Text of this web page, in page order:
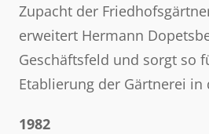
Zupacht der
erweitert Hermann
Geschäftsfeld und sorgt so
Etablierung der Gärtnerei in
1982